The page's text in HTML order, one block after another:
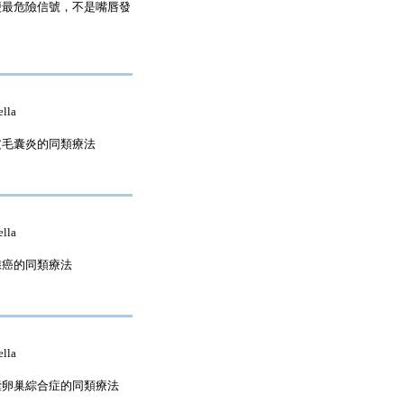
危險信號，不是嘴唇發
囊炎的同類療法
的同類療法
巢綜合症的同類療法